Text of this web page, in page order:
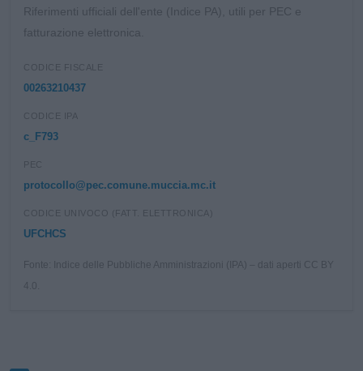
Riferimenti ufficiali dell'ente (Indice PA), utili per PEC e
fatturazione elettronica.
CODICE FISCALE
00263210437
CODICE IPA
c_F793
PEC
protocollo@pec.comune.muccia.mc.it
CODICE UNIVOCO (FATT. ELETTRONICA)
UFCHCS
Fonte: Indice delle Pubbliche Amministrazioni (IPA) – dati aperti CC BY